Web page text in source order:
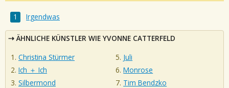
Irgendwas
ÄHNLICHE KÜNSTLER WIE YVONNE CATTERFELD
Christina Stürmer
Ich ＋ Ich
Silbermond
Juli
Monrose
Tim Bendzko